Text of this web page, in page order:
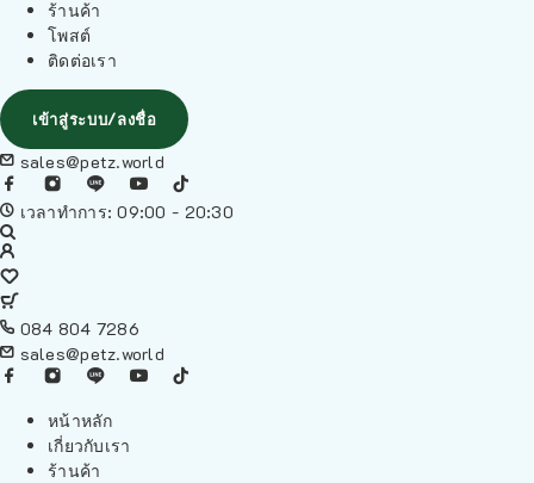
ร้านค้า
โพสต์
ติดต่อเรา
เข้าสู่ระบบ/ลงชื่อ
sales@petz.world
เวลาทำการ: 09:00 - 20:30
084 804 7286
sales@petz.world
หน้าหลัก
เกี่ยวกับเรา
ร้านค้า